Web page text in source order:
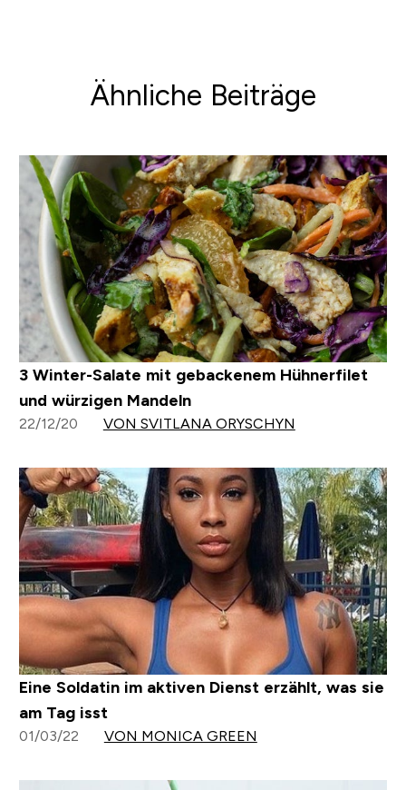
Ähnliche Beiträge
3 Winter-Salate mit gebackenem Hühnerfilet
und würzigen Mandeln
22/12/20 VON SVITLANA ORYSCHYN
Eine Soldatin im aktiven Dienst erzählt, was sie
am Tag isst
01/03/22 VON MONICA GREEN